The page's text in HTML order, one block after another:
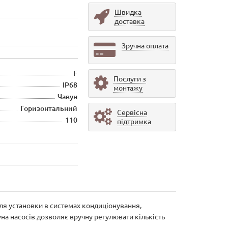
F
IP68
Чавун
Горизонтальний
110
Швидка
доставка
Зручна оплата
Послуги з
монтажу
Сервісна
підтримка
установки в системах кондиціонування,
дозволяє вручну регулювати кількість